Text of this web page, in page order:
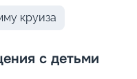
круиза
с детьми